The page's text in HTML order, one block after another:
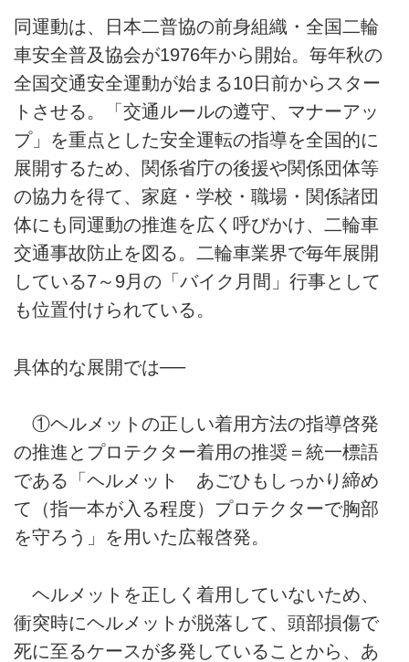
同運動は、日本二普協の前身組織・全国二輪
車安全普及協会が1976年から開始。毎年秋の
全国交通安全運動が始まる10日前からスター
トさせる。「交通ルールの遵守、マナーアッ
プ」を重点とした安全運転の指導を全国的に
展開するため、関係省庁の後援や関係団体等
の協力を得て、家庭・学校・職場・関係諸団
体にも同運動の推進を広く呼びかけ、二輪車
交通事故防止を図る。二輪車業界で毎年展開
している7～9月の「バイク月間」行事として
も位置付けられている。
具体的な展開では──
①ヘルメットの正しい着用方法の指導啓発
の推進とプロテクター着用の推奨＝統一標語
である「ヘルメット あごひもしっかり締め
て（指一本が入る程度）プロテクターで胸部
を守ろう」を用いた広報啓発。
ヘルメットを正しく着用していないため、
衝突時にヘルメットが脱落して、頭部損傷で
死に至るケースが多発していることから、あ